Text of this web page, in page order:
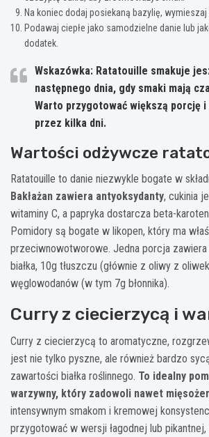
Na koniec dodaj posiekaną bazylię,
Podawaj ciepłe jako samodzielne danie lub
dodatek.
Wskazówka: Ratatouille smakuje
następnego dnia, gdy smaki mają
Warto przygotować większą porcję i
przez kilka dni.
Wartości odżywcze
Ratatouille to danie niezwykle bogate w
Bakłażan zawiera antyoksydanty, cukinia
witaminy C, a papryka dostarcza beta-
Pomidory są bogate w likopen, który ma
przeciwnowotworowe. Jedna porcja zawiera
białka, 10g tłuszczu (głównie z oliwy z
węglowodanów (w tym 7g błonnika).
Curry z ciecierzycą i
Curry z ciecierzycą to aromatyczne,
jest nie tylko pyszne, ale również bardzo
zawartości białka roślinnego. To idealny
warzywny, który zadowoli nawet
intensywnym smakom i kremowej
przygotować w wersji łagodnej lub